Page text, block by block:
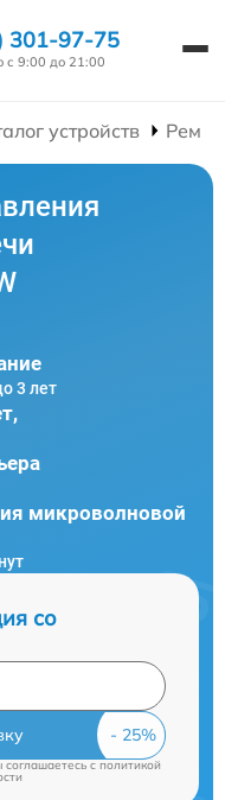
301-97-75
с 9:00 до 21:00
устройств
3 лет
микроволновой
со
соглашаетесь cполитикой